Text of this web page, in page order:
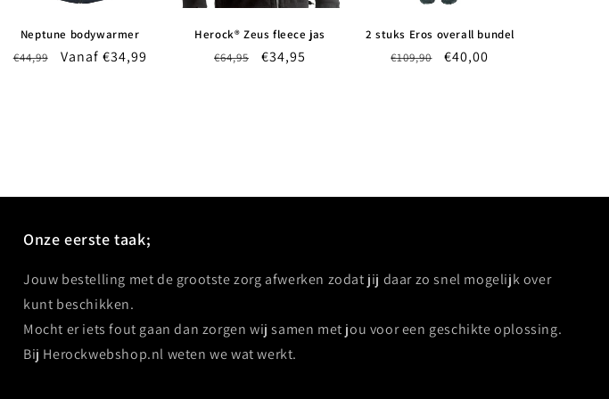
Neptune bodywarmer
Normale
€44,99 Aanbiedingsprijs
Vanaf €34,99
Herock® Zeus fleece jas
Normale
€64,95 Aanbiedingsprijs
€34,95
2 stuks Eros overall bundel
Normale
€109,90 Aanbiedingsprijs
€40,00
Onze eerste taak;
Jouw bestelling met de grootste zorg afwerken zodat jij daar zo snel mogelijk over
kunt beschikken.
Mocht er iets fout gaan dan zorgen wij samen met jou voor een geschikte oplossing.
Bij Herockwebshop.nl weten we wat werkt.